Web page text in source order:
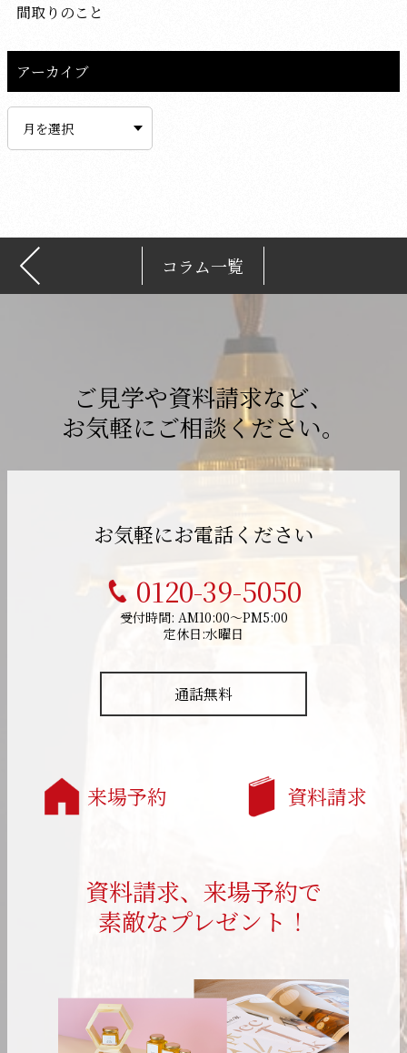
間取りのこと
アーカイブ
イ
コラム一覧
ご見学や資料請求など、
お気軽にご相談ください。
お気軽にお電話ください
0120-39-5050
受付時間: AM10:00～PM5:00
定休日:水曜日
通話無料
来場予約 資料請求
資料請求、来場予約で
素敵なプレゼント！